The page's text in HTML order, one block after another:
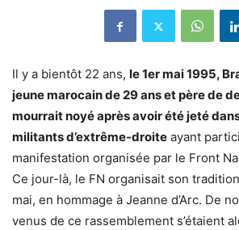
Il y a bientôt 22 ans, le 1er mai 1995,
jeune marocain de 29 ans et père de
mourrait noyé après avoir été jeté
militants d’extrême-droite ayant
manifestation organisée par le Front
Ce jour-là, le FN organisait son
mai, en hommage à Jeanne d’Arc. De
venus de ce rassemblement s’étaient